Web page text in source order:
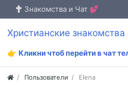
Знакомства и Чат 💕
Христианские знакомства
👉 Кликни чтоб перейти в чат
Пользователи Elena